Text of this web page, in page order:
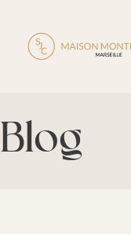
Blog